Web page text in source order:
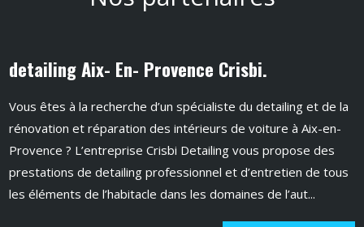
detailing Aix- En- Provence Crisbi.
Vous êtes à la recherche d’un spécialiste du detailing et de la
rénovation et réparation des intérieurs de voiture à Aix-en-
Provence ? L’entreprise Crisbi Detailing vous propose des
prestations de detailing professionnel et d’entretien de tous
les éléments de l’habitacle dans les domaines de l’aut...